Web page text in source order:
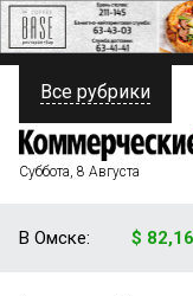
ПОЛИТИКА
ФИНАНСЫ
Все рубрики
Суббота, 8 Августа
В Омске: $